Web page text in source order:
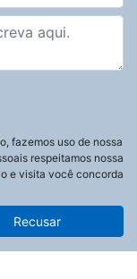
de Privacidade.
fazemos uso de nossa
respeitamos nossa
e visita você concorda
Recusar